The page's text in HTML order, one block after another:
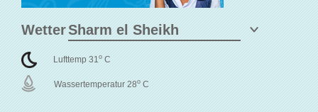
Wetter
Lufttemp 31o C
Wassertemperatur 28o C